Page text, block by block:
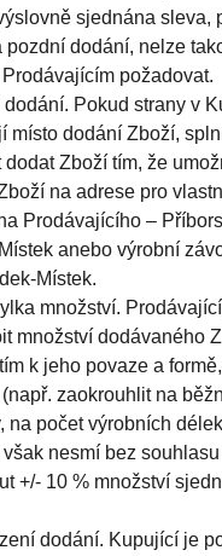
sjednána sleva,
pozdní dodání, nelze
požadovat.
dodání. Pokud strany v
místo dodání Zboží,
dodat Zboží tím, že
na adrese pro
Prodávajícího –
anebo výrobní
Místek.
množství.
množství dodávaného
k jeho povaze a
zaokrouhlit na
na počet výrobních
nesmí bez
+/- 10 % množství
dodání. Kupující je